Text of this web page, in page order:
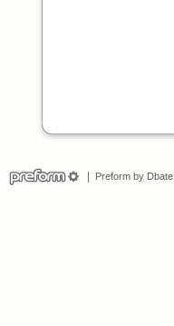
Preform by Dbate